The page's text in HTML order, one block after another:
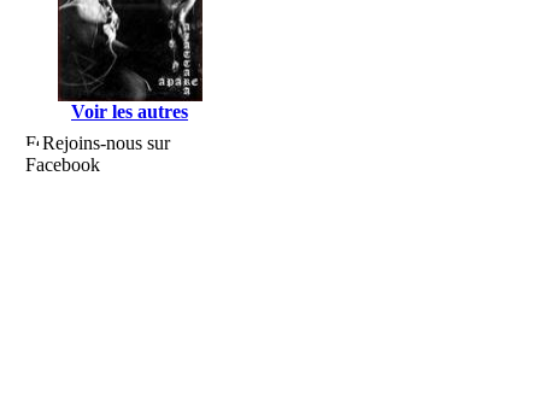
Voir les autres
Rejoins-nous sur
Facebook